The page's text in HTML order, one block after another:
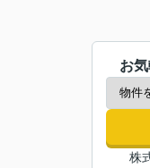
お
株